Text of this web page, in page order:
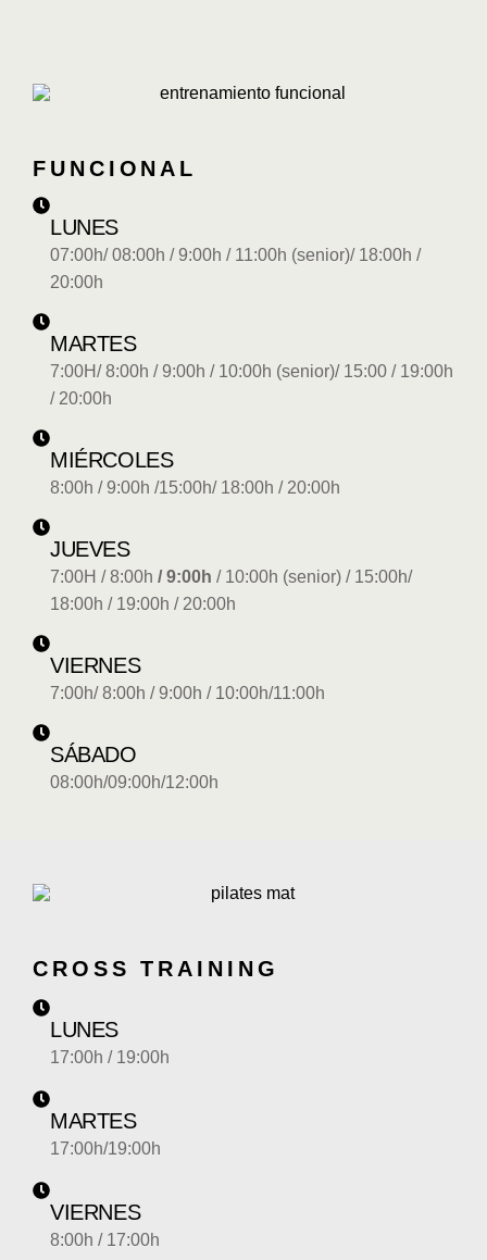
FUNCIONAL
LUNES
07:00h/ 08:00h / 9:00h / 11:00h (senior)/ 18:00h /
20:00h
MARTES
7:00H/ 8:00h / 9:00h / 10:00h (senior)/ 15:00 / 19:00h
/ 20:00h
MIÉRCOLES
8:00h / 9:00h /15:00h/ 18:00h / 20:00h
JUEVES
7:00H / 8:00h / 9:00h / 10:00h (senior) / 15:00h/
18:00h / 19:00h / 20:00h
VIERNES
7:00h/ 8:00h / 9:00h / 10:00h/11:00h
SÁBADO
08:00h/09:00h/12:00h
CROSS TRAINING
LUNES
17:00h / 19:00h
MARTES
17:00h/19:00h
VIERNES
8:00h / 17:00h